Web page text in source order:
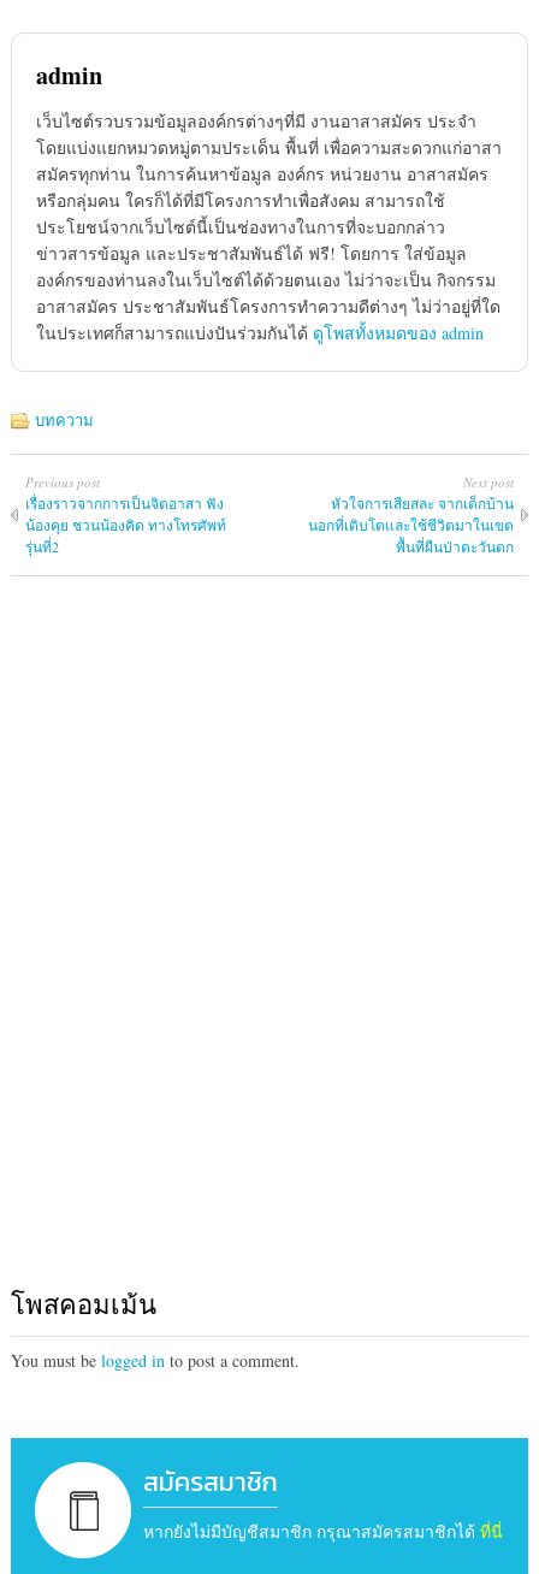
admin
เว็บไซต์รวบรวมข้อมูลองค์กรต่างๆที่มี งานอาสาสมัคร ประจำ
โดยแบ่งแยกหมวดหมู่ตามประเด็น พื้นที่ เพื่อความสะดวกแก่อาสา
สมัครทุกท่าน ในการค้นหาข้อมูล องค์กร หน่วยงาน อาสาสมัคร
หรือกลุ่มคน ใครก็ได้ที่มีโครงการทำเพื่อสังคม สามารถใช้
ประโยชน์จากเว็บไซต์นี้เป็นช่องทางในการที่จะบอกกล่าว
ข่าวสารข้อมูล และประชาสัมพันธ์ได้ ฟรี! โดยการ ใส่ข้อมูล
องค์กรของท่านลงในเว็บไซต์ได้ด้วยตนเอง ไม่ว่าจะเป็น กิจกรรม
อาสาสมัคร ประชาสัมพันธ์โครงการทำความดีต่างๆ ไม่ว่าอยู่ที่ใด
ในประเทศก็สามารถแบ่งปันร่วมกันได้ ดูโพสทั้งหมดของ admin
บทความ
Previous post
เรื่องราวจากการเป็นจิตอาสา ฟัง
น้องคุย ชวนน้องคิด ทางโทรศัพท์
รุ่นที่2
Next post
หัวใจการเสียสละ จากเด็กบ้าน
นอกที่เติบโตและใช้ชีวิตมาในเขต
พื้นที่ผืนป่าตะวันตก
โพสคอมเม้น
You must be logged into post a comment.
สมัครสมาชิก
หากยังไม่มีบัญชีสมาชิก กรุณาสมัครสมาชิกได้ ที่นี่